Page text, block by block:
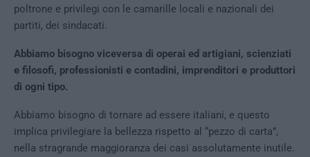
poltrone e privilegi con le camarille locali e nazionali dei
partiti, dei sindacati.
Abbiamo bisogno viceversa di operai ed artigiani, scienziati
e filosofi, professionisti e contadini, imprenditori e produttori
di ogni tipo.
Abbiamo bisogno di tornare ad essere italiani, e questo
implica privilegiare la bellezza rispetto al “pezzo di carta”,
nella stragrande maggioranza dei casi assolutamente inutile.